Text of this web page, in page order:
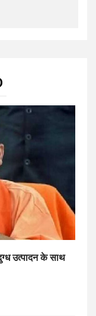
उत्पादन के साथ